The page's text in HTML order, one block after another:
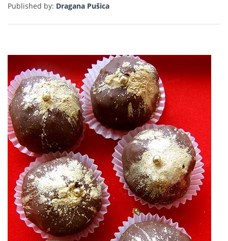
Published by: Dragana Pušica